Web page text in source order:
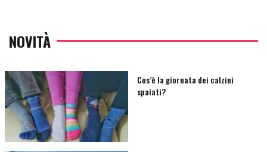
NOVITÀ
Cos’è la giornata dei calzini
spaiati?